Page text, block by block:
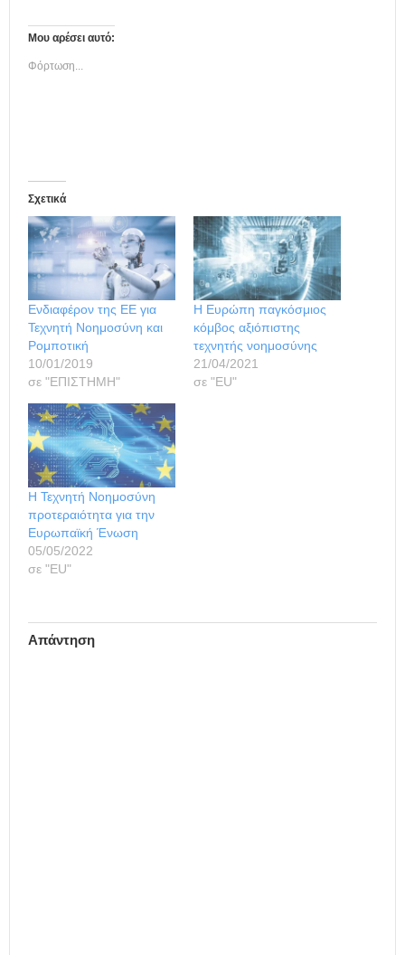
Μου αρέσει αυτό:
Φόρτωση...
Σχετικά
Ενδιαφέρον της ΕΕ για
Τεχνητή Νοημοσύνη και
Ρομποτική
10/01/2019
σε "ΕΠΙΣΤΗΜΗ"
H Ευρώπη παγκόσμιος
κόμβος αξιόπιστης
τεχνητής νοημοσύνης
21/04/2021
σε "ΕU"
Η Τεχνητή Νοημοσύνη
προτεραιότητα για την
Ευρωπαϊκή Ένωση
05/05/2022
σε "ΕU"
Απάντηση